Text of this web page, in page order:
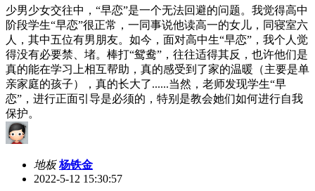
少男少女交往中，“早恋”是一个无法回避的问题。我觉得高中
阶段学生“早恋”很正常，一同事说他读高一的女儿，同寝室六
人，其中五位有男朋友。如今，面对高中生“早恋”，我个人觉
得没有必要禁、堵。棒打“鸳鸯”，往往适得其反，也许他们是
真的能在学习上相互帮助，真的感受到了家的温暖（主要是单
亲家庭的孩子），真的长大了......当然，老师发现学生“早
恋”，进行正面引导是必须的，特别是教会她们如何进行自我
保护。
地板 杨铁金
2022-5-12 15:30:57